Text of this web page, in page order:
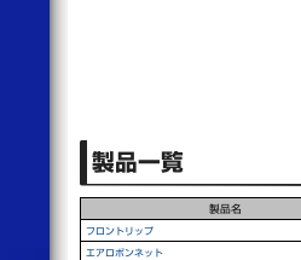
製品一覧
製品名
フロントリップ
エアロボンネット